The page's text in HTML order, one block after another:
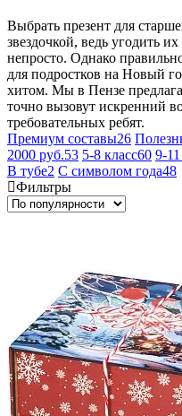
Выбрать презент для
звездочкой, ведь угодить
непросто. Однако
для подростков на Новый
хитом. Мы в Пензе
точно вызовут искренний
требовательных ребят.
Премиум составы26
2000 руб.53 5-8 класс60 9-
В тубе2 С символом года48
Фильтры